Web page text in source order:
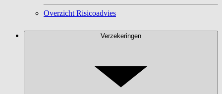
Overzicht Risicoadvies
Verzekeringen